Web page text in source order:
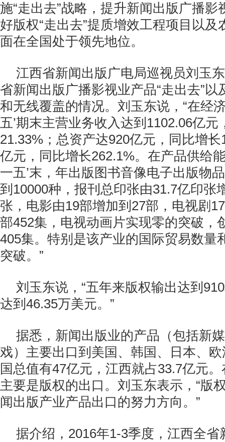
施“走出去”战略，提升新闻出版广播影
好版权“走出去”提质增效工程项目以及
面在全国处于领先地位。
江西省新闻出版广电局巡视员刘玉
省新闻出版广播影视业产品“走出去”以
和无线覆盖的情况。刘玉东说，“在经
五’期末主营业务收入达到1102.06亿元
21.33%；总资产达920亿元，同比增
亿元，同比增长262.1%。在产品供给
一五’末，年出版图书音像电子出版物
到10000种，报刊总印张由31.7亿印张
张，电影由19部增加到27部，电视剧
部452集，电视动画片实现零的突破，
405集。特别是该产业的国际贸易数量
突破。”
刘玉东说，“五年来版权输出达到
达到46.35万美元。”
据悉，新闻出版业的产品（包括新
戏）主要出口到美国、韩国、日本、
国总值有47亿元，江西就占33.7亿元
主要是版权的出口。刘玉东表示，“版
闻出版产业产品出口的努力方向。”
据介绍，2016年1-3季度，江西全省